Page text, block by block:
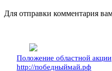
Для отправки комментария
Положение областной акции
http://победныймай.рф